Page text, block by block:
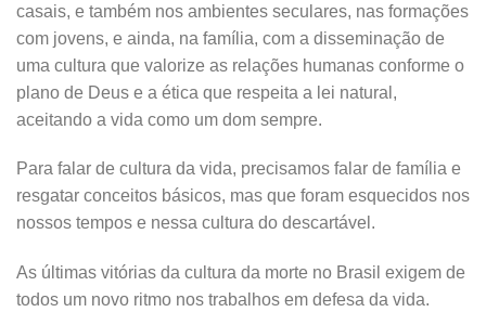
casais, e também nos ambientes seculares, nas formações
com jovens, e ainda, na família, com a disseminação de
uma cultura que valorize as relações humanas conforme o
plano de Deus e a ética que respeita a lei natural,
aceitando a vida como um dom sempre.
Para falar de cultura da vida, precisamos falar de família e
resgatar conceitos básicos, mas que foram esquecidos nos
nossos tempos e nessa cultura do descartável.
As últimas vitórias da cultura da morte no Brasil exigem de
todos um novo ritmo nos trabalhos em defesa da vida.